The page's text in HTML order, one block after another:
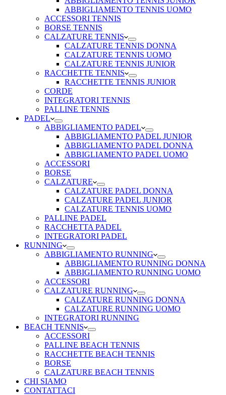
ABBIGLIAMENTO TENNIS UOMO
ACCESSORI TENNIS
BORSE TENNIS
CALZATURE TENNIS
CALZATURE TENNIS DONNA
CALZATURE TENNIS UOMO
CALZATURE TENNIS JUNIOR
RACCHETTE TENNIS
RACCHETTE TENNIS JUNIOR
CORDE
INTEGRATORI TENNIS
PALLINE TENNIS
PADEL
ABBIGLIAMENTO PADEL
ABBIGLIAMENTO PADEL JUNIOR
ABBIGLIAMENTO PADEL DONNA
ABBIGLIAMENTO PADEL UOMO
ACCESSORI
BORSE
CALZATURE
CALZATURE PADEL DONNA
CALZATURE PADEL JUNIOR
CALZATURE TENNIS UOMO
PALLINE PADEL
RACCHETTA PADEL
INTEGRATORI PADEL
RUNNING
ABBIGLIAMENTO RUNNING
ABBIGLIAMENTO RUNNING DONNA
ABBIGLIAMENTO RUNNING UOMO
ACCESSORI
CALZATURE RUNNING
CALZATURE RUNNING DONNA
CALZATURE RUNNING UOMO
INTEGRATORI RUNNING
BEACH TENNIS
ACCESSORI
PALLINE BEACH TENNIS
RACCHETTE BEACH TENNIS
BORSE
CALZATURE BEACH TENNIS
CHI SIAMO
CONTATTACI